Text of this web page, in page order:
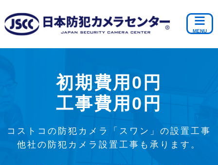
初期費用0円
工事費用0円
コストコの防犯カメラ「スワン」の設置工事
他社の防犯カメラ設置工事も承ります。